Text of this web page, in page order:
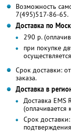
Возможность
7(495)517-86-65.
Доставка по
290 р.
при покупке
Срок доставки:
заказа.
Доставка в
Доставка EMS
(оплачивается
Срок